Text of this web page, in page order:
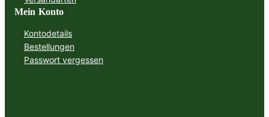
Mein Konto
Kontodetails
Bestellungen
Passwort vergessen